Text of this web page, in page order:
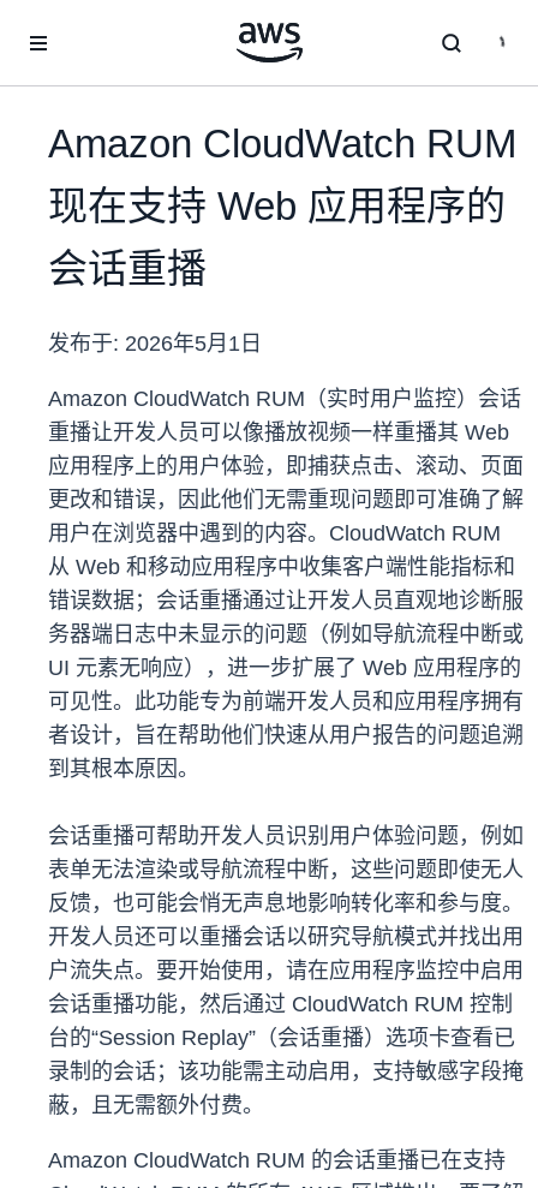
Amazon CloudWatch RUM
现在支持 Web 应用程序的
会话重播
发布于: 2026年5月1日
Amazon CloudWatch RUM（实时用户监控）会话
重播让开发人员可以像播放视频一样重播其 Web
应用程序上的用户体验，即捕获点击、滚动、页面
更改和错误，因此他们无需重现问题即可准确了解
用户在浏览器中遇到的内容。CloudWatch RUM
从 Web 和移动应用程序中收集客户端性能指标和
错误数据；会话重播通过让开发人员直观地诊断服
务器端日志中未显示的问题（例如导航流程中断或
UI 元素无响应），进一步扩展了 Web 应用程序的
可见性。此功能专为前端开发人员和应用程序拥有
者设计，旨在帮助他们快速从用户报告的问题追溯
到其根本原因。
会话重播可帮助开发人员识别用户体验问题，例如
表单无法渲染或导航流程中断，这些问题即使无人
反馈，也可能会悄无声息地影响转化率和参与度。
开发人员还可以重播会话以研究导航模式并找出用
户流失点。要开始使用，请在应用程序监控中启用
会话重播功能，然后通过 CloudWatch RUM 控制
台的“Session Replay”（会话重播）选项卡查看已
录制的会话；该功能需主动启用，支持敏感字段掩
蔽，且无需额外付费。
Amazon CloudWatch RUM 的会话重播已在支持